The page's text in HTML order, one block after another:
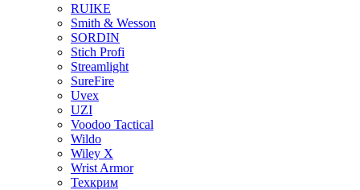
RUIKE
Smith & Wesson
SORDIN
Stich Profi
Streamlight
SureFire
Uvex
UZI
Voodoo Tactical
Wildo
Wiley X
Wrist Armor
Техкрим